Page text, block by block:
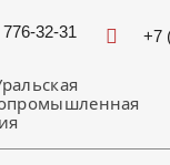
32-31 +7